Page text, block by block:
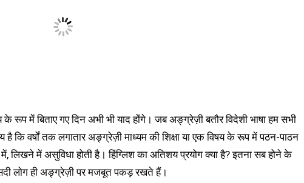
में बिताए गए दिन अभी भी याद होंगे। जब अङ्ग्रेज़ी बतौर विदेशी भाषा हम सभी
है कि वर्षों तक लगातार अङ्ग्रेज़ी माध्यम की शिक्षा या एक विषय के रूप में पठन-पाठन
में असुविधा होती है। हिंग्लिश का अतिशय प्रयोग क्या है? इतना सब होने के
लोग ही अङ्ग्रेज़ी पर मजबूत पकड़ रखते हैं।